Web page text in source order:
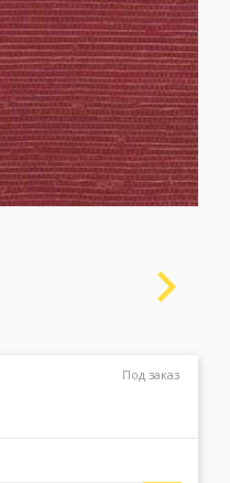
звонок
Под заказ